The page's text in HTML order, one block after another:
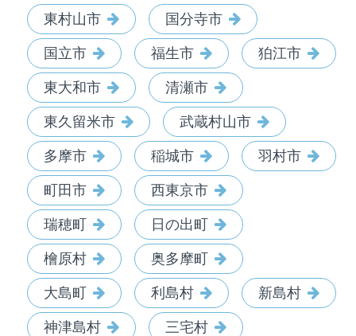
東村山市 国分寺市
国立市 福生市 狛江市
東大和市 清瀬市
東久留米市 武蔵村山市
多摩市 稲城市 羽村市
町田市 西東京市
瑞穂町 日の出町
檜原村 奥多摩町
大島町 利島村 新島村
神津島村 三宅村